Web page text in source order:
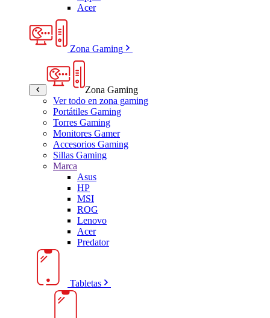
Acer
Zona Gaming
Zona Gaming
Ver todo en zona gaming
Portátiles Gaming
Torres Gaming
Monitores Gamer
Accesorios Gaming
Sillas Gaming
Marca
Asus
HP
MSI
ROG
Lenovo
Acer
Predator
Tabletas